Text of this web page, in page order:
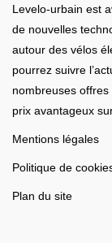
Levelo-urbain est
de nouvelles
autour des vélos
pourrez suivre
nombreuses
prix avantageux
Mentions légales
Politique de
Plan du site